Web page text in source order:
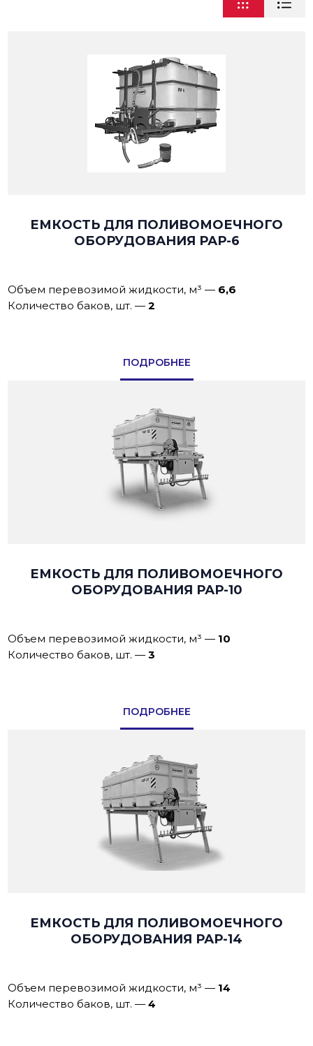
ЕМКОСТЬ ДЛЯ ПОЛИВОМОЕЧНОГО
ОБОРУДОВАНИЯ РАР-6
Объем перевозимой жидкости, м³ — 6,6
Количество баков, шт.—2
ПОДРОБНЕЕ
ЕМКОСТЬ ДЛЯ ПОЛИВОМОЕЧНОГО
ОБОРУДОВАНИЯ РАР-10
Объем перевозимой жидкости, м³ — 10
Количество баков, шт.—3
ПОДРОБНЕЕ
ЕМКОСТЬ ДЛЯ ПОЛИВОМОЕЧНОГО
ОБОРУДОВАНИЯ РАР-14
Объем перевозимой жидкости, м³ — 14
Количество баков, шт.—4